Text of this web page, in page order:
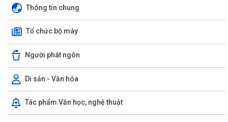
Thông tin chung
Tổ chức bộ máy
Người phát ngôn
Di sản - Văn hóa
Tác phẩm Văn học, nghệ thuật